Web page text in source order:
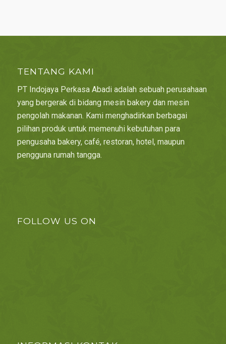
TENTANG KAMI
PT Indojaya Perkasa Abadi adalah sebuah perusahaan
yang bergerak di bidang mesin bakery dan mesin
pengolah makanan. Kami menghadirkan berbagai
pilihan produk untuk memenuhi kebutuhan para
pengusaha bakery, café, restoran, hotel, maupun
pengguna rumah tangga.
FOLLOW US ON